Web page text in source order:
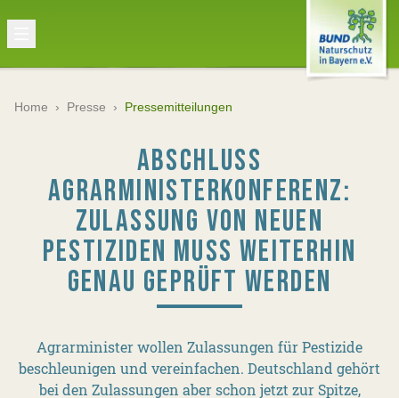
Home › Presse › Pressemitteilungen
ABSCHLUSS
AGRARMINISTERKONFERENZ:
ZULASSUNG VON NEUEN
PESTIZIDEN MUSS WEITERHIN
GENAU GEPRÜFT WERDEN
Agrarminister wollen Zulassungen für Pestizide
beschleunigen und vereinfachen. Deutschland gehört
bei den Zulassungen aber schon jetzt zur Spitze,